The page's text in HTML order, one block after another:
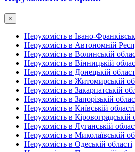
×
Нерухомість в Івано-
Нерухомість в Автономній
Нерухомість в Волинській
Нерухомість в Вінницькій
Нерухомість в Донецькій
Нерухомість в Житомирській
Нерухомість в Закарпатській
Нерухомість в Запорізькій
Нерухомість в Київській області
Нерухомість в Кіровоградській
Нерухомість в Луганській
Нерухомість в Миколаївській
Нерухомість в Одеській області